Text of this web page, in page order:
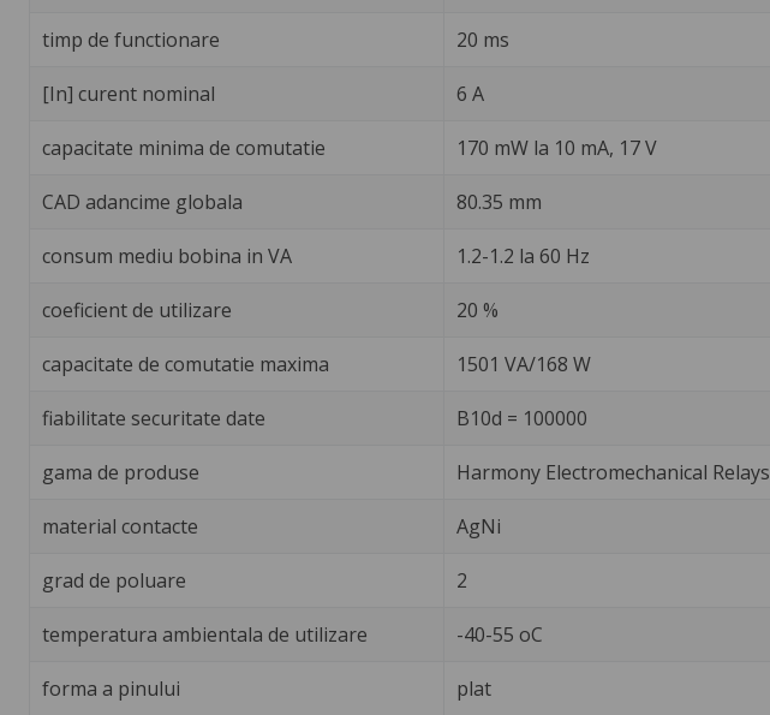
timp de functionare 20 ms
[In] curent nominal 6 A
capacitate minima de comutatie 170 mW la 10 mA, 17 V
CAD adancime globala 80.35 mm
consum mediu bobina in VA 1.2-1.2 la 60 Hz
coeficient de utilizare 20 %
capacitate de comutatie maxima 1501 VA/168 W
fiabilitate securitate date B10d = 100000
gama de produse Harmony Electromechanical Relays
material contacte AgNi
grad de poluare 2
temperatura ambientala de utilizare -40-55 oC
forma a pinului plat